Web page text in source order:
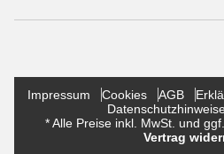
Impressum Cookies AGB
* Alle Preise inkl. MwSt. und
Vertrag